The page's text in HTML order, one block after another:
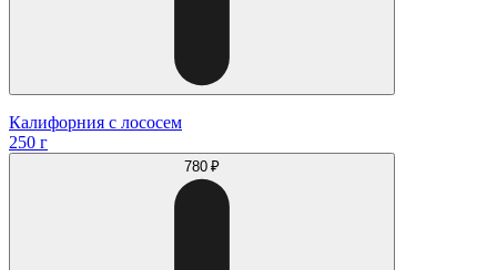
Калифорния с лососем
250 г
780 ₽